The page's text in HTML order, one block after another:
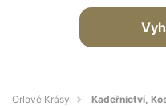
Orlové Krásy Kadeřnictví,